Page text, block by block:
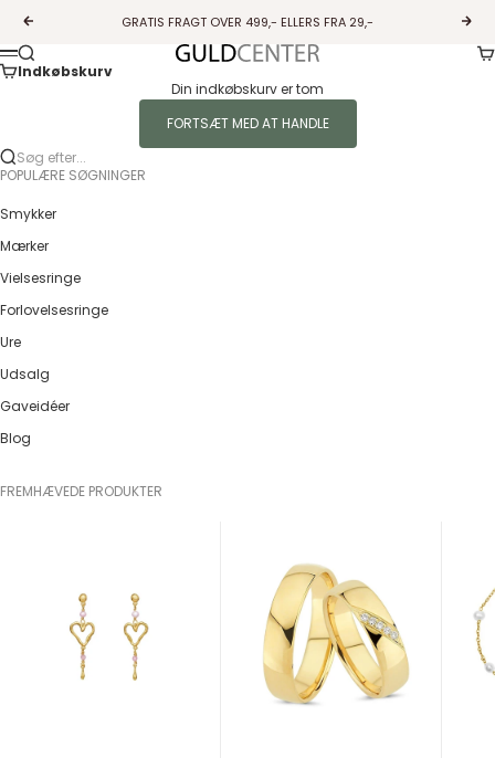
Forrige
GRATIS FRAGT OVER 499,- ELLERS FRA 29,-
Guldcenter
Menu
Søg
Indkøbskurv
Din indkøbskurv er tom
FORTSÆT MED AT HANDLE
Søg efter...
POPULÆRE SØGNINGER
Smykker
Mærker
Vielsesringe
Forlovelsesringe
Ure
Udsalg
Gaveidéer
Blog
FREMHÆVEDE PRODUKTER